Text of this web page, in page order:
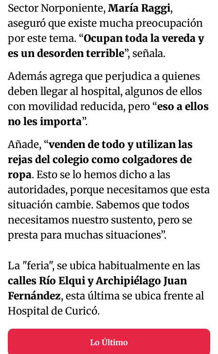
Sector Norponiente,María Raggi,
aseguró que existe mucha preocupación
por este tema. “Ocupan toda la vereda y
es un desorden terrible”, señala.
Además agrega que perjudica a quienes
deben llegar al hospital, algunos de ellos
con movilidad reducida, pero “eso a ellos
no les importa”.
Añade, “venden de todo y utilizan las
rejas del colegio como colgadores de
ropa. Esto se lo hemos dicho a las
autoridades, porque necesitamos que esta
situación cambie. Sabemos que todos
necesitamos nuestro sustento, pero se
presta para muchas situaciones”.
La "feria", se ubica habitualmente en las
calles Río Elqui y Archipiélago Juan
Fernández, esta última se ubica frente al
Hospital de Curicó.
Lo Último